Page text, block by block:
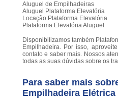
Aluguel de Empilhadeiras
Aluguel Plataforma Elevatória
Locação Plataforma Elevatória
Plataforma Elevatória Aluguel
Disponibilizamos também
Empilhadeira. Por isso,
contato e saber mais. Nossos
todas as suas dúvidas sobre os
Para saber mais
Empilhadeira